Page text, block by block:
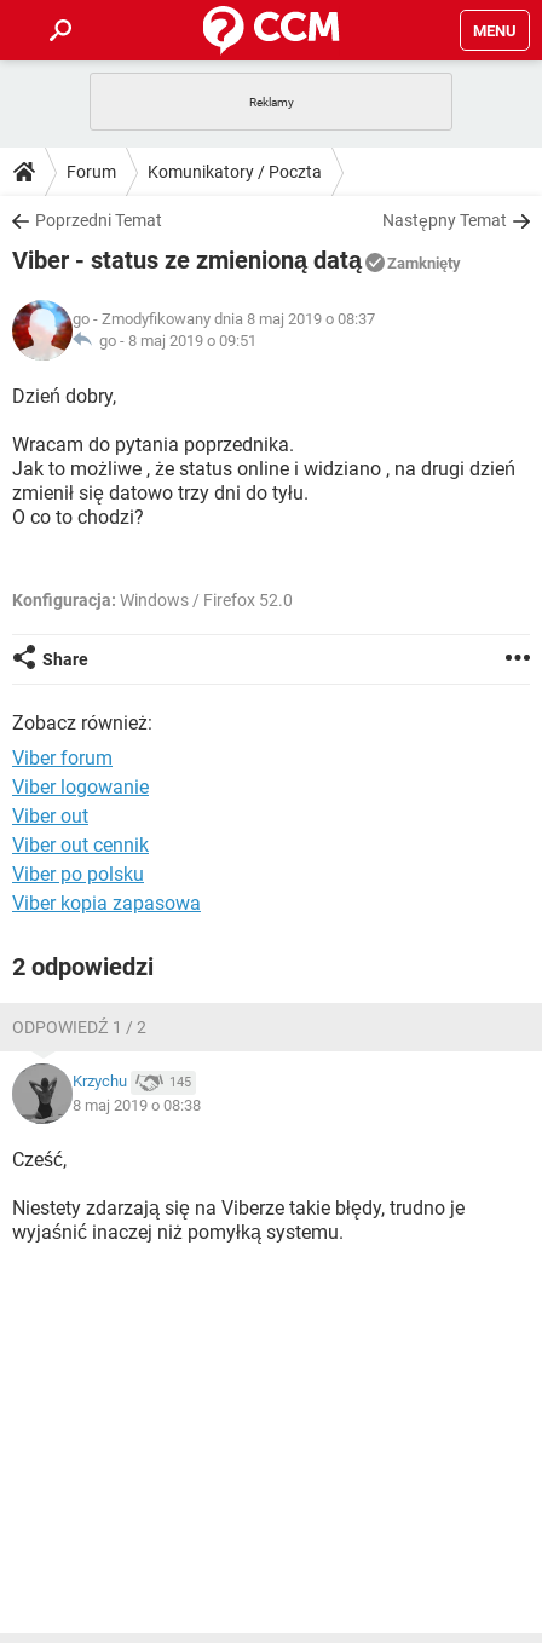
MENU
GRY WHATSAPP
SPOTIFY
INSTAGRAM FACEBOOK
WINDOWS 10
PORADY
PlayStation TIKTOK
INSTAGRAM FACEBOOK
WINDOWS 10
DO POBRANIA
ANDROID TIKTOK
GRY
IOS
INSTAGRAM
COVID-19 TIKTOK
GRY
SPOTIFY
INSTAGRAM FACEBOOK
WINDOWS 10
ARTYKUŁY
COVID-19
SPOTIFY NETFLIX
INSTAGRAM
Forum Komunikatory / Poczta
Poprzedni Temat Następny Temat
Viber - status ze zmienioną datą Zamknięty
go - Zmodyfikowany dnia 8 maj 2019 o 08:37
go - 8 maj 2019 o 09:51
Dzień dobry,
Wracam do pytania poprzednika.
Jak to możliwe , że status online i widziano , na drugi dzień
zmienił się datowo trzy dni do tyłu.
O co to chodzi?
Konfiguracja: Windows / Firefox 52.0
Share
Zobacz również:
Viber forum
Viber logowanie
Viber out
Viber out cennik
Viber po polsku
Viber kopia zapasowa
2 odpowiedzi
ODPOWIEDŹ 1 / 2
Krzychu 145
8 maj 2019 o 08:38
Cześć,
Niestety zdarzają się na Viberze takie błędy, trudno je
wyjaśnić inaczej niż pomyłką systemu.